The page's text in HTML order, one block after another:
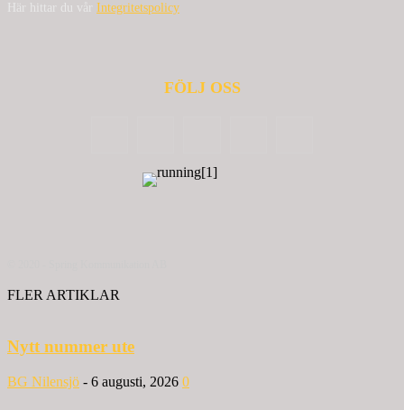
Här hittar du vår Integritetspolicy
FÖLJ OSS
FLER ARTIKLAR
Nytt nummer ute
BG Nilensjö - 6 augusti, 2026 0